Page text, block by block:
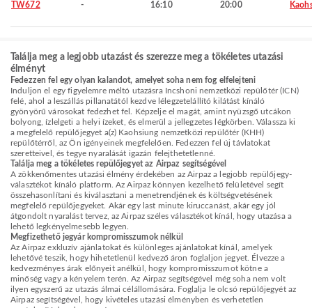
TW672 - 16:10 20:00
Találja meg a legjobb utazást és szerezze meg a tökéletes utazási
élményt
Fedezzen fel egy olyan kalandot, amelyet soha nem fog elfelejteni
Induljon el egy figyelemre méltó utazásra Incshoni nemzetközi repülőtér (ICN)
felé, ahol a leszállás pillanatától kezdve lélegzetelállító kilátást kínáló
gyönyörű városokat fedezhet fel. Képzelje el magát, amint nyüzsgő utcákon
bolyong, ízlelgeti a helyi ízeket, és elmerül a jellegzetes légkörben. Válassza ki
a megfelelő repülőjegyet a(z) Kaohsiung nemzetközi repülőtér (KHH)
repülőtérről, az Ön igényeinek megfelelően. Fedezzen fel új távlatokat
szeretteivel, és tegye nyaralását igazán felejthetetlenné.
Találja meg a tökéletes repülőjegyet az Airpaz segítségével
A zökkenőmentes utazási élmény érdekében az Airpaz a legjobb repülőjegy-
választékot kínáló platform. Az Airpaz könnyen kezelhető felületével segít
összehasonlítani és kiválasztani a menetrendjének és költségvetésének
megfelelő repülőjegyeket. Akár egy last minute kiruccanást, akár egy jól
átgondolt nyaralást tervez, az Airpaz széles választékot kínál, hogy utazása a
lehető legkényelmesebb legyen.
Megfizethető jegyár kompromisszumok nélkül
Az Airpaz exkluzív ajánlatokat és különleges ajánlatokat kínál, amelyek
lehetővé teszik, hogy hihetetlenül kedvező áron foglaljon jegyet. Élvezze a
kedvezményes árak előnyeit anélkül, hogy kompromisszumot kötne a
minőség vagy a kényelem terén. Az Airpaz segítségével még soha nem volt
ilyen egyszerű az utazás álmai célállomására. Foglalja le olcsó repülőjegyét az
Airpaz segítségével, hogy kivételes utazási élményben és verhetetlen